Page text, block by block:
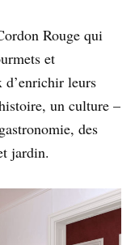
Rouge qui
et
d’enrichir leurs
un culture –
des
jardin.